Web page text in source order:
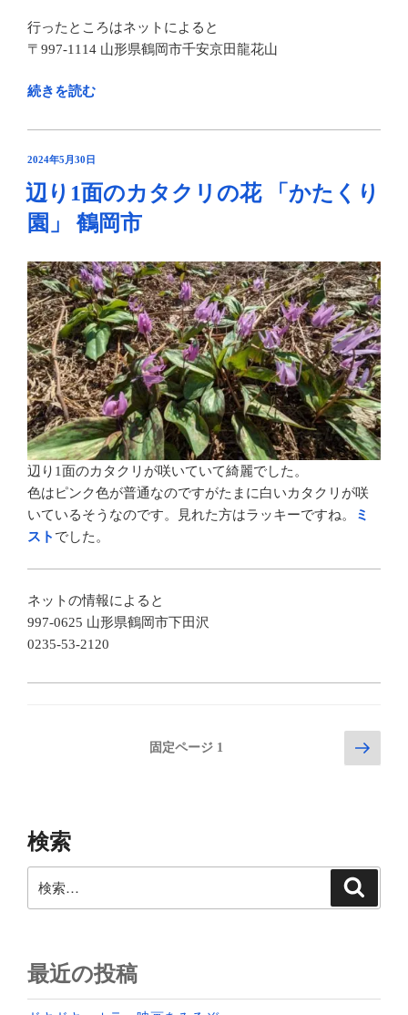
行ったところはネットによると
〒997-1114 山形県鶴岡市千安京田龍花山
“お
咲
い
た
ー
と
い
た
く
な
る
景
色
「い
こ
い
の
公
鶴
岡
市”
の
続きを読む
投
日:
2024年5月30日
辺り1面のカタクリの花 「かたくり
園」 鶴岡市
辺り1面のカタクリが咲いていて綺麗でした。
色はピンク色が普通なのですがたまに白いカタクリが咲
いているそうなのです。見れた方はラッキーですね。
ミ
スト でした。
ネットの情報によると
997-0625 山形県鶴岡市下田沢
0235-53-2120
ー
ジ
送
固定ページ 1
次
の
検索
検
索:
最近の投稿